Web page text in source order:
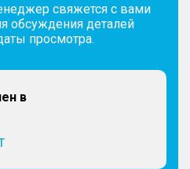
свяжется с вами
обсуждения деталей
просмотра.
в